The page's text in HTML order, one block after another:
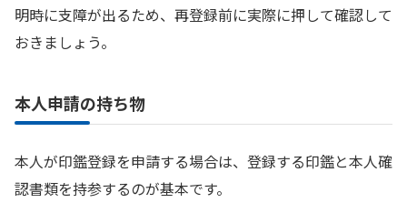
明時に支障が出るため、再登録前に実際に押して確認して
おきましょう。
本人申請の持ち物
本人が印鑑登録を申請する場合は、登録する印鑑と本人確
認書類を持参するのが基本です。